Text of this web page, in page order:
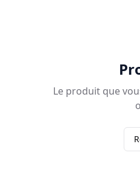
Le produit que